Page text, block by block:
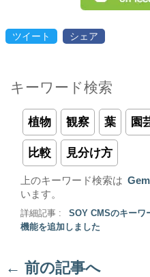
ツイート シェア
キーワード検索
植物 観察 葉 園
比較 見分け方
上のキーワード検索は
います。
詳細記事 :
SOY CMSのキーワ
機能を追加しました
← 前の記事へ